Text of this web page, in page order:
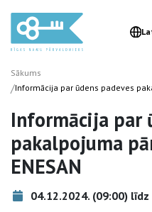
Sākums
/Informācija par ūdens padeves
Informācija par
pakalpojuma
ENESAN
04.12.2024. (09:00)